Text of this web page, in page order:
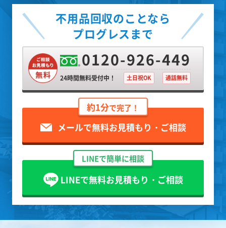
不用品回収のことなら
プログレスまで
0120-926-449
24時間無料受付中！ 土日祝OK 通話無料
約1分で完了！
メールで無料お見積もり・ご相談
LINEで簡単に相談
LINEで無料お見積もり・ご相談